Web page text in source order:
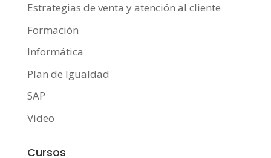
Estrategias de venta y atención al cliente
Formación
Informática
Plan de Igualdad
SAP
Video
Cursos